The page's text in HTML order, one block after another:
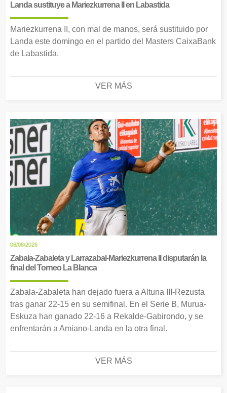
Landa sustituye a Mariezkurrena II en Labastida
Mariezkurrena II, con mal de manos, será sustituido por
Landa este domingo en el partido del Masters CaixaBank
de Labastida.
VER MÁS
06/08/2026
Zabala-Zabaleta y Larrazabal-Mariezkurrena II disputarán la
final del Torneo La Blanca
Zabala-Zabaleta han dejado fuera a Altuna III-Rezusta
tras ganar 22-15 en su semifinal. En el Serie B, Murua-
Eskuza han ganado 22-16 a Rekalde-Gabirondo, y se
enfrentarán a Amiano-Landa en la otra final.
VER MÁS